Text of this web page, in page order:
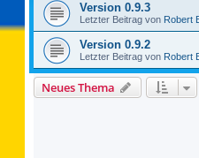
Version 0.9.3
Letzter Beitrag von Robert
Version 0.9.2
Letzter Beitrag von Robert
Neues Thema